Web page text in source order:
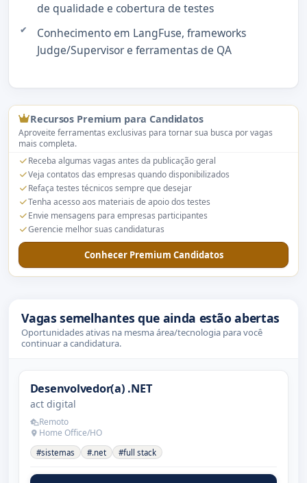
de qualidade e cobertura de testes
Conhecimento em LangFuse, frameworks
Judge/Supervisor e ferramentas de QA
Recursos Premium para Candidatos
Aproveite ferramentas exclusivas para tornar sua busca por vagas
mais completa.
Receba algumas vagas antes da publicação geral
Veja contatos das empresas quando disponibilizados
Refaça testes técnicos sempre que desejar
Tenha acesso aos materiais de apoio dos testes
Envie mensagens para empresas participantes
Gerencie melhor suas candidaturas
Conhecer Premium Candidatos
Vagas semelhantes que ainda estão abertas
Oportunidades ativas na mesma área/tecnologia para você
continuar a candidatura.
Desenvolvedor(a) .NET
act digital
Remoto
Home Office/HO
#sistemas #.net #full stack